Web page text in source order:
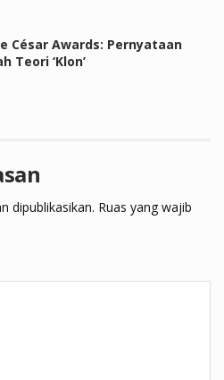
César Awards: Pernyataan
Teori ‘Klon’
dipublikasikan. Ruas yang wajib